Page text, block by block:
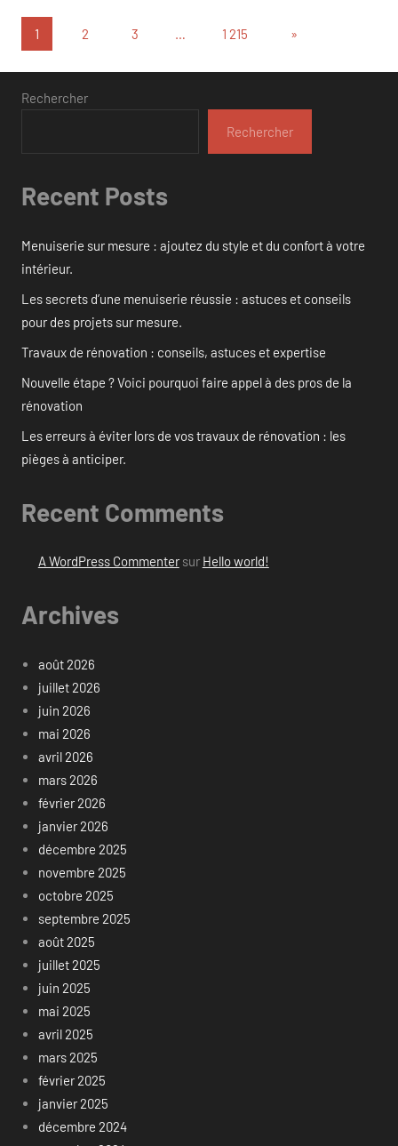
Pagination
des
publications
1 2 3 … 1 215
Articles
»
Rechercher
Rechercher
Recent Posts
Menuiserie sur mesure : ajoutez du style et du confort à votre
intérieur.
Les secrets d’une menuiserie réussie : astuces et conseils
pour des projets sur mesure.
Travaux de rénovation : conseils, astuces et expertise
Nouvelle étape ? Voici pourquoi faire appel à des pros de la
rénovation
Les erreurs à éviter lors de vos travaux de rénovation : les
pièges à anticiper.
Recent Comments
A WordPress Commentersur Hello world!
Archives
août 2026
juillet 2026
juin 2026
mai 2026
avril 2026
mars 2026
février 2026
janvier 2026
décembre 2025
novembre 2025
octobre 2025
septembre 2025
août 2025
juillet 2025
juin 2025
mai 2025
avril 2025
mars 2025
février 2025
janvier 2025
décembre 2024